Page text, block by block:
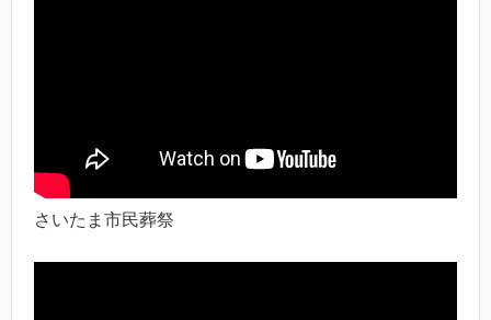
さいたま市民葬祭